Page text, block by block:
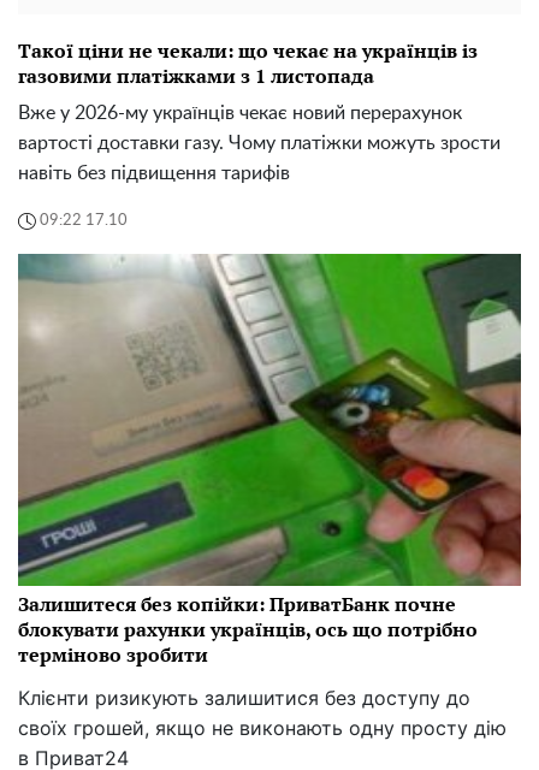
Такої ціни не чекали: що чекає на українців із
газовими платіжками з 1 листопада
Вже у 2026-му українців чекає новий перерахунок
вартості доставки газу. Чому платіжки можуть зрости
навіть без підвищення тарифів
09:22 17.10
Залишитеся без копійки: ПриватБанк почне
блокувати рахунки українців, ось що потрібно
терміново зробити
Клієнти ризикують залишитися без доступу до
своїх грошей, якщо не виконають одну просту дію
в Приват24